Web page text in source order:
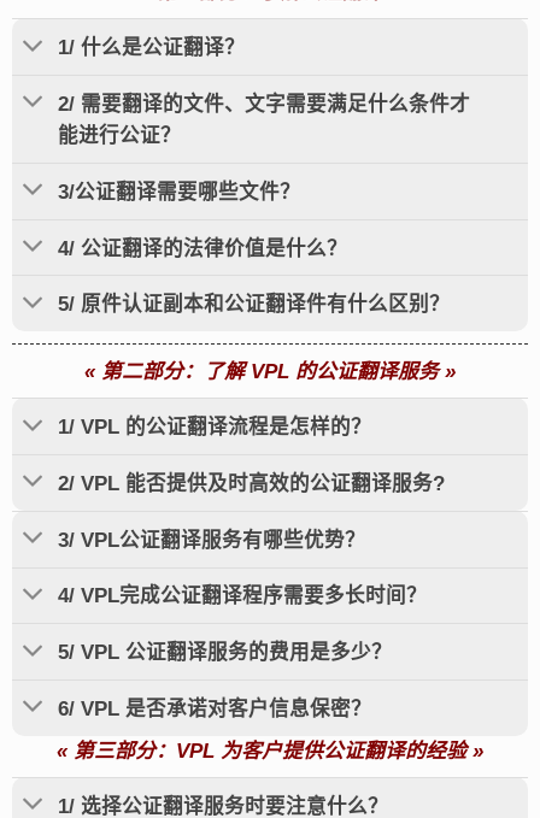
1/ 什么是公证翻译？
2/ 需要翻译的文件、文字需要满足什么条件才
能进行公证？
3/公证翻译需要哪些文件？
4/ 公证翻译的法律价值是什么？
5/ 原件认证副本和公证翻译件有什么区别？
« 第二部分：了解 VPL 的公证翻译服务»
1/ VPL 的公证翻译流程是怎样的？
2/ VPL 能否提供及时高效的公证翻译服务?
3/ VPL公证翻译服务有哪些优势？
4/ VPL完成公证翻译程序需要多长时间？
5/ VPL 公证翻译服务的费用是多少？
6/ VPL 是否承诺对客户信息保密？
« 第三部分：VPL 为客户提供公证翻译的经验»
1/ 选择公证翻译服务时要注意什么？